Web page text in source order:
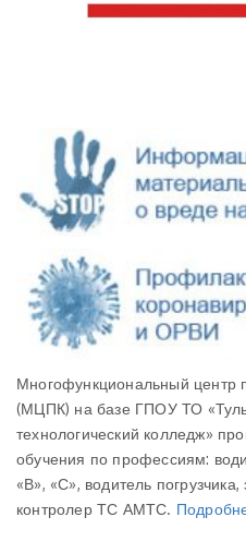
Многофункциональный центр
(МЦПК) на базе ГПОУ ТО
технологический колледж»
обучения по профессиям:
«В», «С», водитель
контролер ТС АМТС.